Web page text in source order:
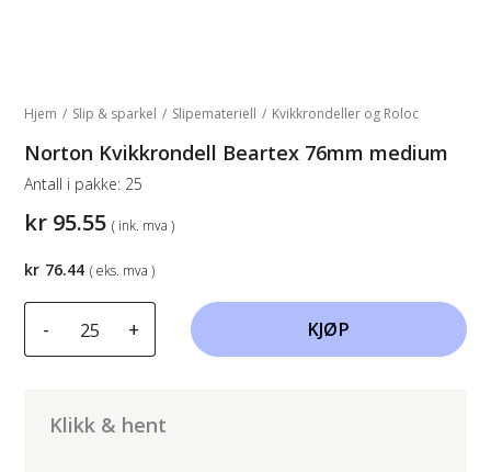
Hjem / Slip & sparkel / Slipemateriell / Kvikkrondeller og Roloc
Norton Kvikkrondell Beartex 76mm medium
kr 95.55 ( ink. mva )
Antall i pakke: 25
-
Kvikkrondell
medium
+ KJØP
Klikk & hent
kr 76.44 ( eks. mva )